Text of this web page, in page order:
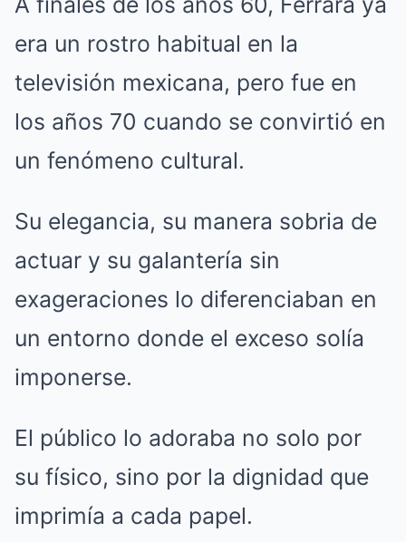
era un rostro habitual en la
televisión mexicana, pero fue en
los años 70 cuando se convirtió en
un fenómeno cultural.
Su elegancia, su manera sobria de
actuar y su galantería sin
exageraciones lo diferenciaban en
un entorno donde el exceso solía
imponerse.
El público lo adoraba no solo por
su físico, sino por la dignidad que
imprimía a cada papel.